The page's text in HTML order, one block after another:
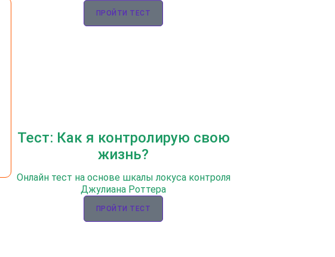
ПРОЙТИ ТЕСТ
Тест: Как я контролирую свою
жизнь?
Онлайн тест на основе шкалы локуса контроля
Джулиана Роттера
ПРОЙТИ ТЕСТ